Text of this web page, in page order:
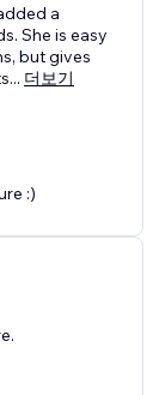
a
She is easy
but gives
... 더보기
:)